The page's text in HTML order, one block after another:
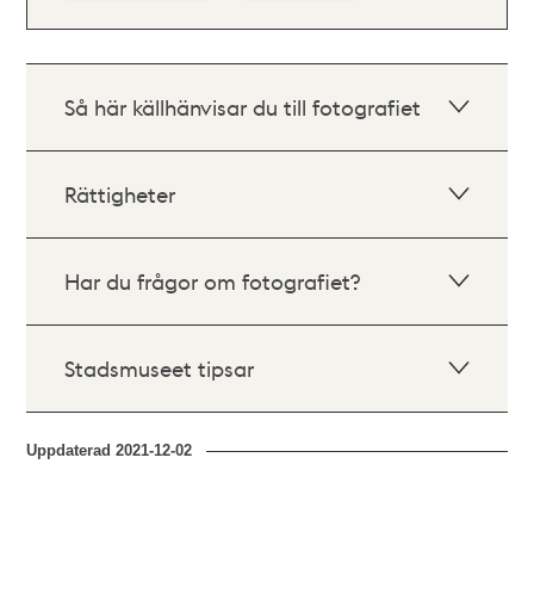
Så här källhänvisar du till fotografiet
Rättigheter
Har du frågor om fotografiet?
Stadsmuseet tipsar
Uppdaterad2021-12-02